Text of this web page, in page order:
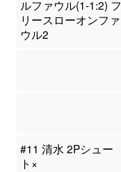
ルファウル(1-1:2) フ
リースローオンファ
ウル2
#11 清水 2Pシュー
ト×